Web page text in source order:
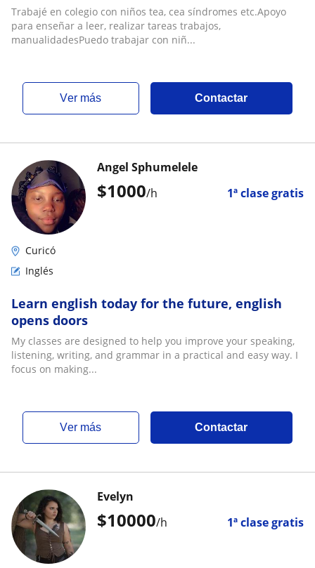
Trabajé en colegio con niños tea, cea síndromes etc.Apoyo
para enseñar a leer, realizar tareas trabajos,
manualidadesPuedo trabajar con niñ...
ver más Contactar
$1000/h 1ª clase gratis
Angel Sphumelele
Curicó
Inglés
Learn english today for the future, english
opens doors
My classes are designed to help you improve your speaking,
listening, writing, and grammar in a practical and easy way. I
focus on making...
ver más Contactar
$10000/h 1ª clase gratis
Evelyn